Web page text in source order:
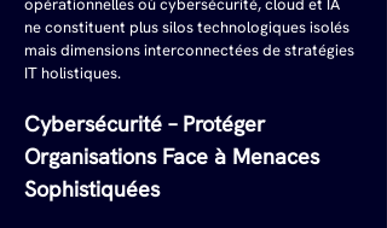
opérationnelles où cybersécurité, cloud et IA
ne constituent plus silos technologiques isolés
mais dimensions interconnectées de stratégies
IT holistiques.
Cybersécurité – Protéger
Organisations Face à Menaces
Sophistiquées